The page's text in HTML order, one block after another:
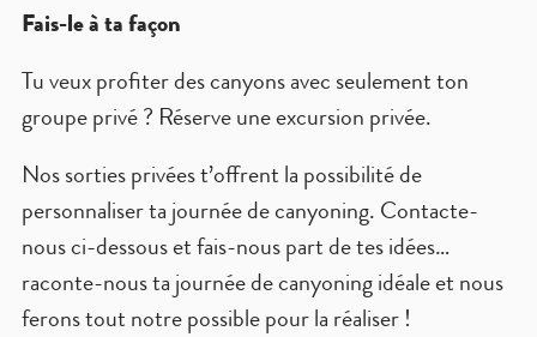
Fais-le à ta façon
Tu veux profiter des canyons avec seulement ton
groupe privé ? Réserve une excursion privée.
Nos sorties privées t’offrent la possibilité de
personnaliser ta journée de canyoning. Contacte-
nous ci-dessous et fais-nous part de tes idées…
raconte-nous ta journée de canyoning idéale et nous
ferons tout notre possible pour la réaliser !